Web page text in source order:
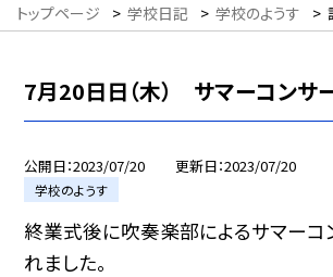
トップページ > 学校日記 > 学校のようす >
7月20日日（木） サマーコンサ
公開日 2023/07/20 更新日 2023/07/20
学校のようす
終業式後に吹奏楽部によるサマーコ
れました。